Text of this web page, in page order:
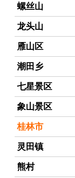
螺丝山
龙头山
雁山区
潮田乡
七星景区
象山景区
桂林市
灵田镇
熊村